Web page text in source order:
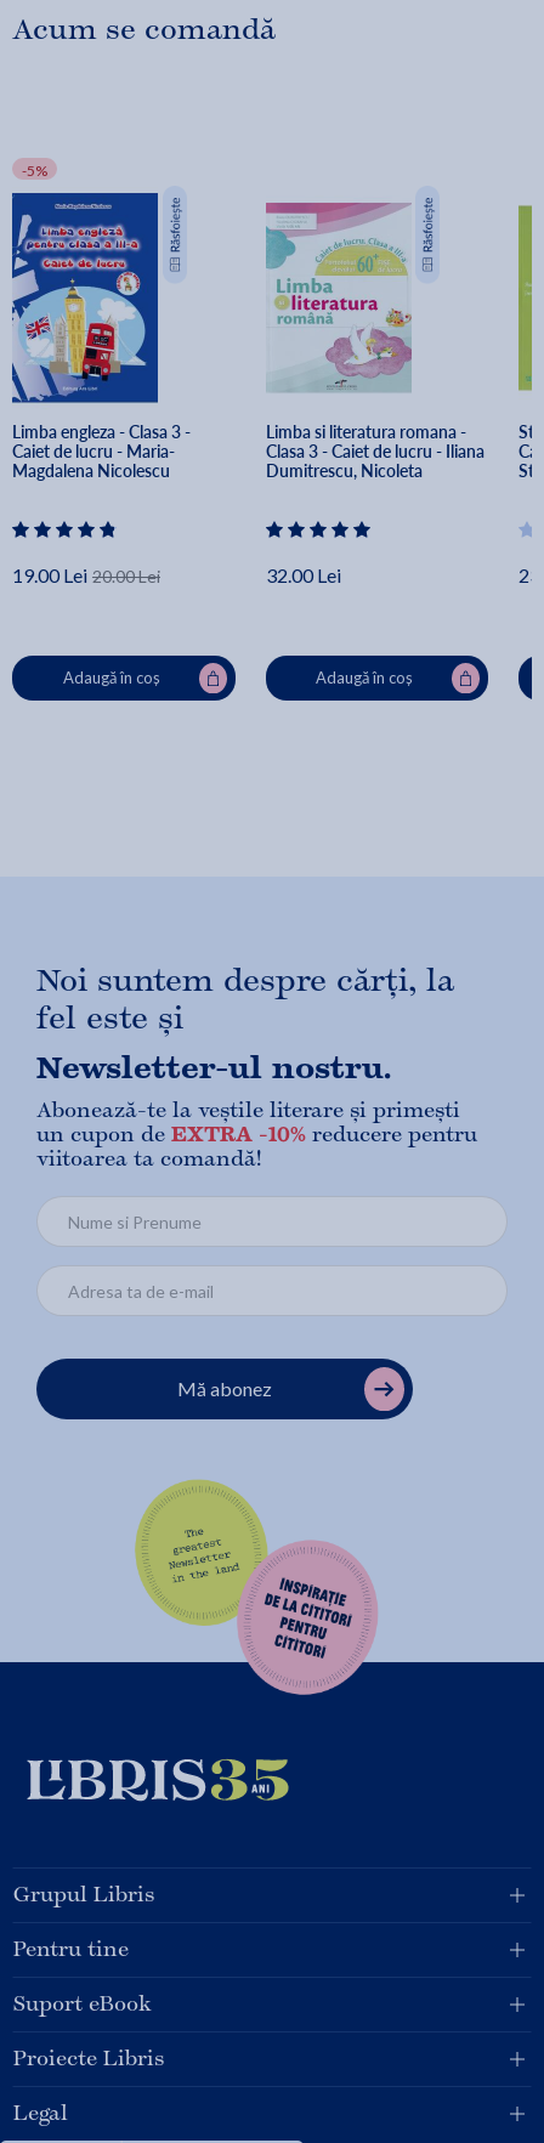
Acum se comandă
-5%
Limba engleza - Clasa 3 -
Caiet de lucru - Maria-
Magdalena Nicolescu
19.00 Lei 20.00 Lei
Adaugă în coș
Limba si literatura romana -
Clasa 3 - Caiet de lucru - Iliana
Dumitrescu, Nicoleta
32.00 Lei
Adaugă în coș
Noi suntem despre cărți, la
fel este și
Newsletter-ul nostru.
Abonează-te la veștile literare și primești
un cupon de EXTRA -10% reducere pentru
viitoarea ta comandă!
Mă abonez
Grupul Libris
Pentru tine
Suport eBook
Proiecte Libris
Legal